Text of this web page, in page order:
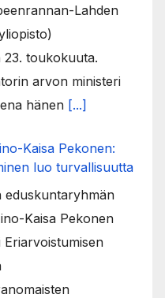
Lahden
toukokuuta.
arvon ministeri
hänen [...]
Kaisa Pekonen:
luo turvallisuutta
eduskuntaryhmän
Kaisa Pekonen
Eriarvoistumisen